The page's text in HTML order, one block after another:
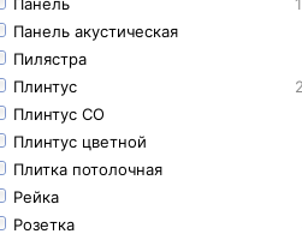
Панель
Панель акустическая
Пилястра
Плинтус
Плинтус СО
Плинтус цветной
Плитка потолочная
Рейка
Розетка